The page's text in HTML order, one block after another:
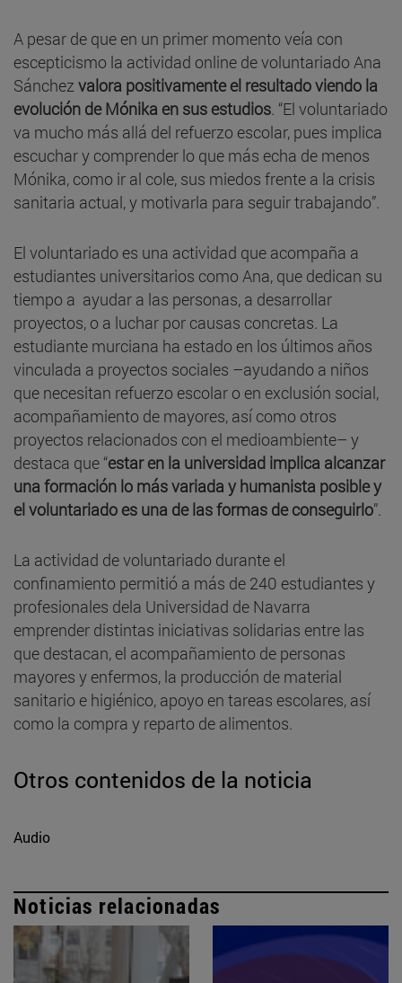
A pesar de que en un primer momento veía con
escepticismo la actividad online de voluntariado Ana
Sánchez valora positivamente el resultado viendo la
evolución de Mónika en sus estudios. “El voluntariado
va mucho más allá del refuerzo escolar, pues implica
escuchar y comprender lo que más echa de menos
Mónika, como ir al cole, sus miedos frente a la crisis
sanitaria actual, y motivarla para seguir trabajando”.
El voluntariado es una actividad que acompaña a
estudiantes universitarios como Ana, que dedican su
tiempo a ayudar a las personas, a desarrollar
proyectos, o a luchar por causas concretas. La
estudiante murciana ha estado en los últimos años
vinculada a proyectos sociales –ayudando a niños
que necesitan refuerzo escolar o en exclusión social,
acompañamiento de mayores, así como otros
proyectos relacionados con el medioambiente– y
destaca que “estar en la universidad implica alcanzar
una formación lo más variada y humanista posible y
el voluntariado es una de las formas de conseguirlo”.
La actividad de voluntariado durante el
confinamiento permitió a más de 240 estudiantes y
profesionales dela Universidad de Navarra
emprender distintas iniciativas solidarias entre las
que destacan, el acompañamiento de personas
mayores y enfermos, la producción de material
sanitario e higiénico, apoyo en tareas escolares, así
como la compra y reparto de alimentos.
Otros contenidos de la noticia
Audio
Noticias relacionadas